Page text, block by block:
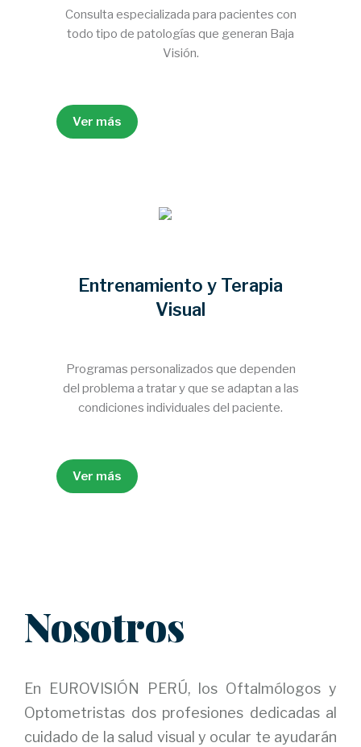
Consulta especializada para pacientes con
todo tipo de patologías que generan Baja
Visión.
Ver más
Entrenamiento y Terapia
Visual
Programas personalizados que dependen
del problema a tratar y que se adaptan a las
condiciones individuales del paciente.
Ver más
Nosotros
En EUROVISIÓN PERÚ, los Oftalmólogos y
Optometristas dos profesiones dedicadas al
cuidado de la salud visual y ocular te ayudarán